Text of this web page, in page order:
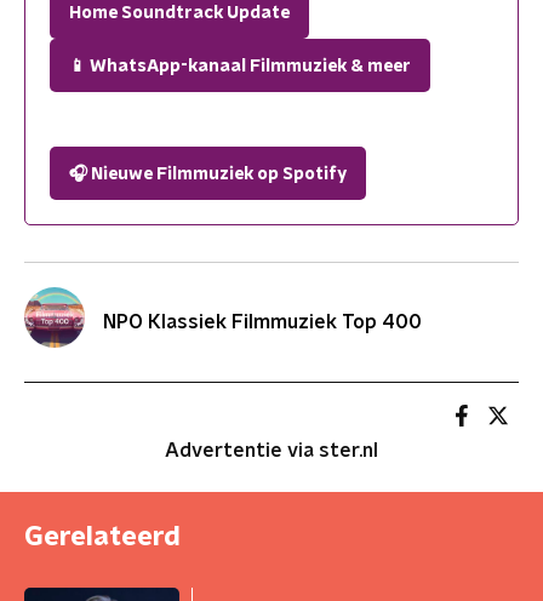
Home Soundtrack Update
📱 WhatsApp-kanaal Filmmuziek & meer
🎧 Nieuwe Filmmuziek op Spotify
NPO Klassiek Filmmuziek Top 400
Advertentie via ster.nl
Gerelateerd